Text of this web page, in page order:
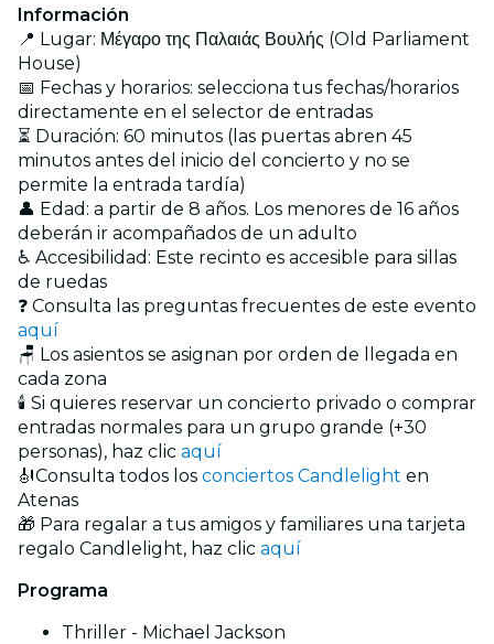
Información
📍 Lugar: Μέγαρο της Παλαιάς Βουλής (Old Parliament
House)
📅 Fechas y horarios: selecciona tus fechas/horarios
directamente en el selector de entradas
⏳ Duración: 60 minutos (las puertas abren 45
minutos antes del inicio del concierto y no se
permite la entrada tardía)
👤 Edad: a partir de 8 años. Los menores de 16 años
deberán ir acompañados de un adulto
♿ Accesibilidad: Este recinto es accesible para sillas
de ruedas
❓ Consulta las preguntas frecuentes de este evento
aquí
🪑 Los asientos se asignan por orden de llegada en
cada zona
🕯️ Si quieres reservar un concierto privado o comprar
entradas normales para un grupo grande (+30
personas), haz clic aquí
🎻Consulta todos los conciertos Candlelight en
Atenas
🎁 Para regalar a tus amigos y familiares una tarjeta
regalo Candlelight, haz clic aquí
Programa
Thriller - Michael Jackson